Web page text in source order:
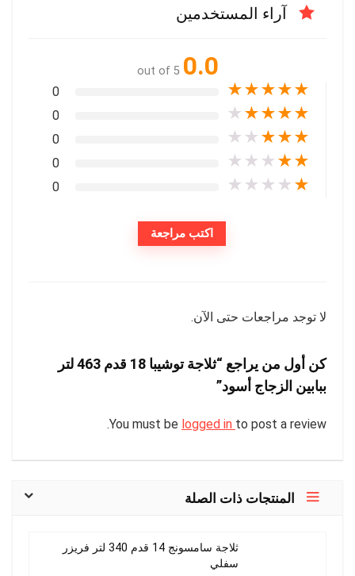
آراء المستخدمين
0.0
out of 5
★
★
★
★
★
0
★
★
★
★
★
0
★
★
★
★
★
0
★
★
★
★
★
0
★
★
★
★
★
0
اكتب مراجعة
لا توجد مراجعات حتى الآن.
كن أول من يراجع “ثلاجة توشيبا 18 قدم 463 لتر
ببابين الزجاج أسود”
You must be logged in to post a review.
المنتجات ذات الصلة
ثلاجة سامسونج 14 قدم 340 لتر فريزر
سفلي